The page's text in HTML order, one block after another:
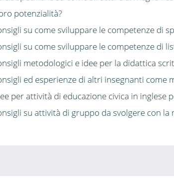
potenzialità?
su come sviluppare le competenze di
su come sviluppare le competenze di
metodologici e idee per la didattica
ed esperienze di altri insegnanti come
per attività di educazione civica in inglese
su attività di gruppo da svolgere con la